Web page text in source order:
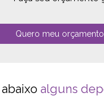
Quero meu orçamento
alguns